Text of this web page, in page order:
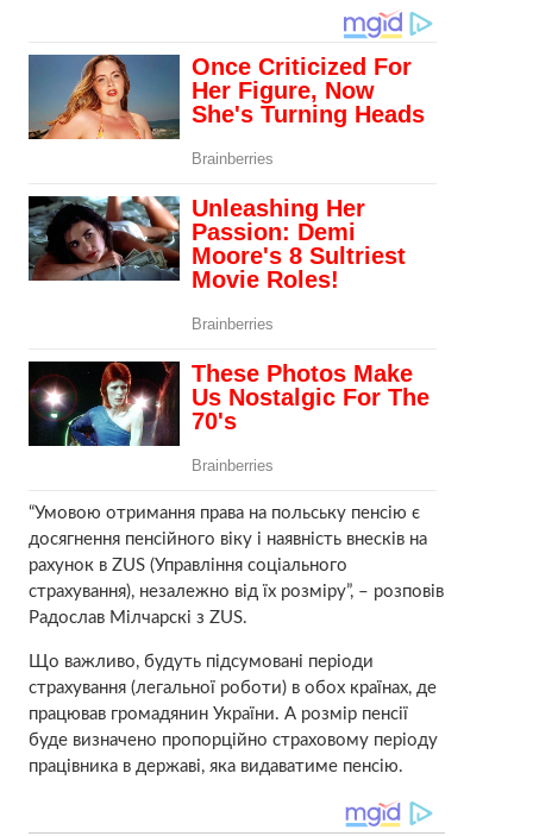
“Умовою отримання права на польську пенсію є
досягнення пенсійного віку і наявність внесків на
рахунок в ZUS (Управління соціального
страхування), незалежно від їх розміру”, – розповів
Радослав Мілчарскі з ZUS.
Що важливо, будуть підсумовані періоди
страхування (легальної роботи) в обох країнах, де
працював громадянин України. А розмір пенсії
буде визначено пропорційно страховому періоду
працівника в державі, яка видаватиме пенсію.